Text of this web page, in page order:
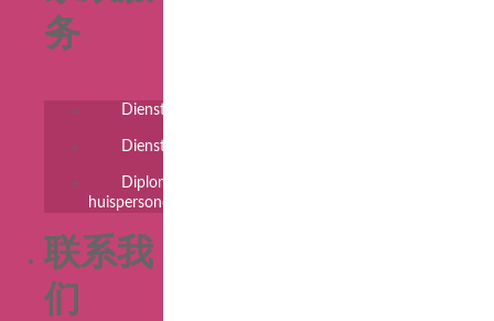
务
Dienstbodes
Dienstencheques
Diplomatiek
huispersoneel
联系我
们